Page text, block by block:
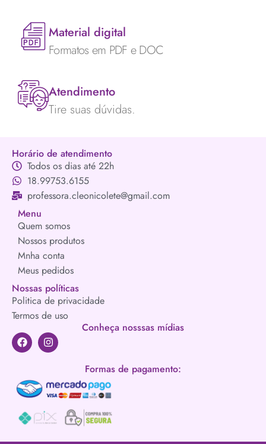
Material digital
Formatos em PDF e DOC
Atendimento
Tire suas dúvidas.
Horário de atendimento
Todos os dias até 22h
18.99753.6155
professora.cleonicolete@gmail.com
Menu
Quem somos
Nossos produtos
Mnha conta
Meus pedidos
Nossas políticas
Politica de privacidade
Termos de uso
Conheça nosssas mídias
Formas de pagamento: